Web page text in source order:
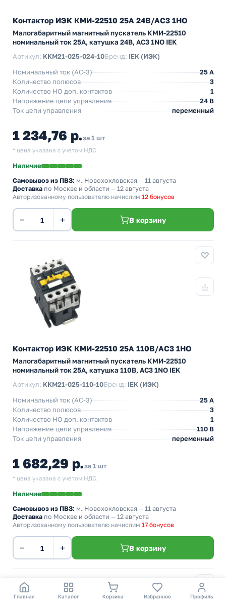
Контактор ИЭК КМИ-22510 25А 24В/АС3 1НО
Малогабаритный магнитный пускатель КМИ-22510
номинальный ток 25А, катушка 24В, АС3 1NO IEK
Артикул: KKM21-025-024-10Бренд: IEK (ИЭК)
Номинальный ток (АС-3)
25 A
Количество полюсов
3
Количество НO доп. контактов
1
Напряжение цепи управления
24 В
Ток цепи управления
переменный
1 234,76 р.за 1 шт
* цена указана с учетом НДС.
Наличие
Самовывоз из ПВЗ: м. Новохохловская — 11 августа
Доставка по Москве и области — 12 августа
Авторизованному пользователю начислим 12 бонусов
− + В корзину
Контактор ИЭК КМИ-22510 25А 110В/АС3 1НО
Малогабаритный магнитный пускатель КМИ-22510
номинальный ток 25А, катушка 110В, АС3 1NO IEK
Артикул: KKM21-025-110-10Бренд: IEK (ИЭК)
Номинальный ток (АС-3)
25 A
Количество полюсов
3
Количество НO доп. контактов
1
Напряжение цепи управления
110 В
Ток цепи управления
переменный
1 682,29 р.за 1 шт
* цена указана с учетом НДС.
Наличие
Самовывоз из ПВЗ: м. Новохохловская — 11 августа
Доставка по Москве и области — 12 августа
Авторизованному пользователю начислим 17 бонусов
− + В корзину
Главная Каталог Корзина Избранное Профиль